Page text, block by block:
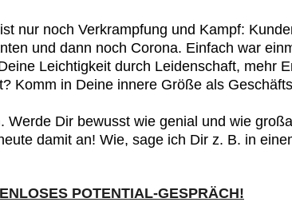
nur noch Verkrampfung und Kampf:
und dann noch Corona. Einfach war
Leichtigkeit durch Leidenschaft, mehr
Komm in Deine innere Größe als
Werde Dir bewusst wie genial und wie
damit an! Wie, sage ich Dir z. B. in
POTENTIAL-GESPRÄCH!